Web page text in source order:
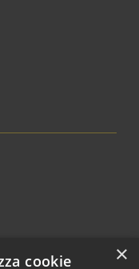
×
cookie